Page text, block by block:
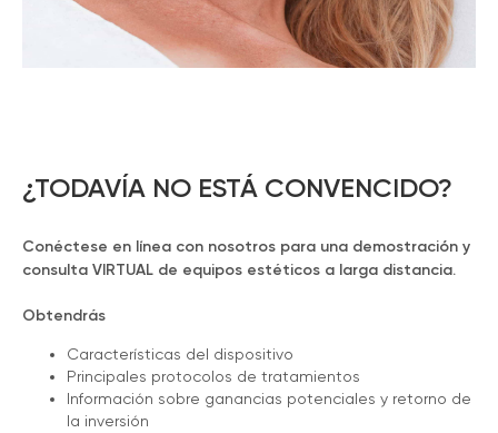
¿TODAVÍA NO ESTÁ CONVENCIDO?
Conéctese en línea con nosotros para una demostración y
consulta VIRTUAL de equipos estéticos a larga distancia.
Obtendrás
Características del dispositivo
Principales protocolos de tratamientos
Información sobre ganancias potenciales y retorno de
la inversión